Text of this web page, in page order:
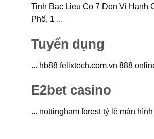
Tinh Bac Lieu Co 7 Don Vi Hanh
Phố, 1 ...
Tuyển dụng
... hb88 felixtech.com.vn 888
E2bet casino
... nottingham forest tỷ lệ màn